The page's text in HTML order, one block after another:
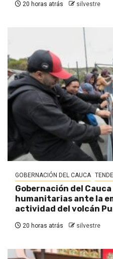
20 horas atrás silvestre
GOBERNACIÓN DEL CAUCA
Gobernación del
humanitarias ante la
actividad del volcán
20 horas atrás silvestre